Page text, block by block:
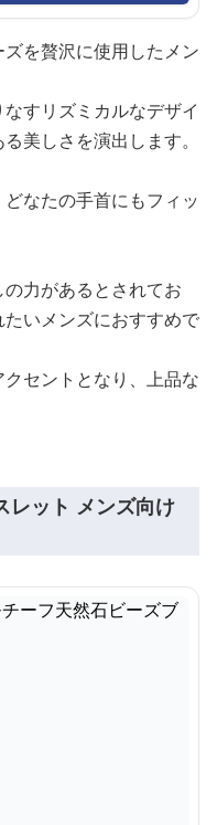
を贅沢に使用したメン
すリズミカルなデザイ
美しさを演出します。
なたの手首にもフィッ
力があるとされてお
いメンズにおすすめで
セントとなり、上品な
レット メンズ向け